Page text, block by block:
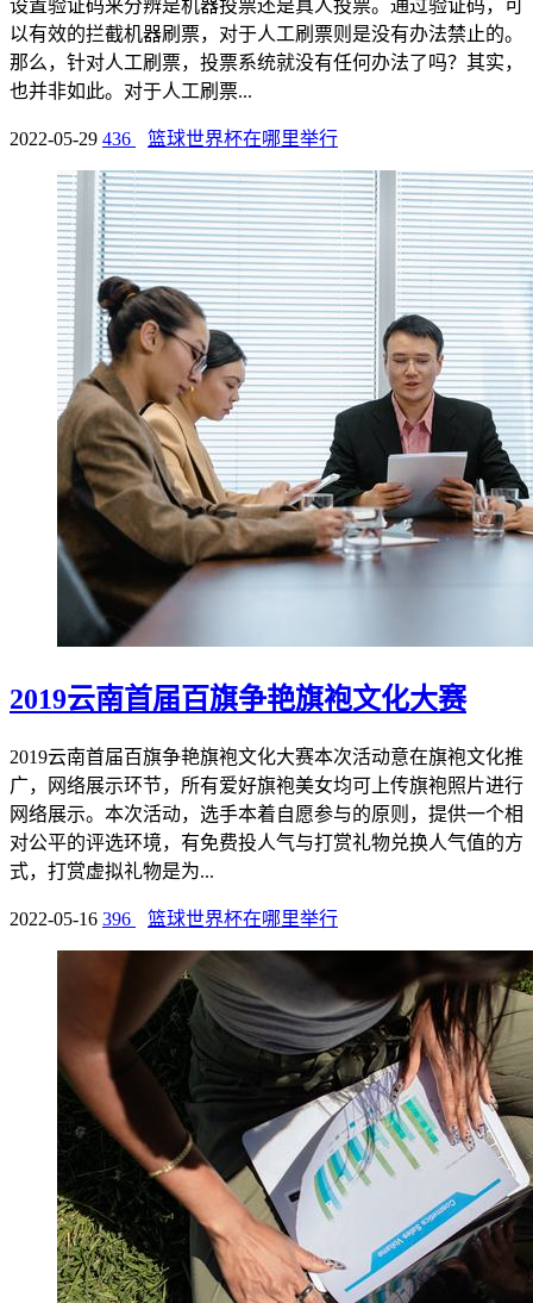
设置验证码来分辨是机器投票还是真人投票。通过验证码，可
以有效的拦截机器刷票，对于人工刷票则是没有办法禁止的。
那么，针对人工刷票，投票系统就没有任何办法了吗？其实，
也并非如此。对于人工刷票...
2022-05-29 436 篮球世界杯在哪里举行
2019云南首届百旗争艳旗袍文化大赛
2019云南首届百旗争艳旗袍文化大赛本次活动意在旗袍文化推
广，网络展示环节，所有爱好旗袍美女均可上传旗袍照片进行
网络展示。本次活动，选手本着自愿参与的原则，提供一个相
对公平的评选环境，有免费投人气与打赏礼物兑换人气值的方
式，打赏虚拟礼物是为...
2022-05-16 396 篮球世界杯在哪里举行